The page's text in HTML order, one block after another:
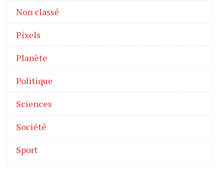
Non classé
Pixels
Planète
Politique
Sciences
Société
Sport